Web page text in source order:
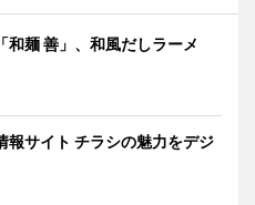
麺 善」、和風だしラーメ
報サイト チラシの魅力をデジ